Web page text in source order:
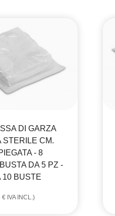
DI GARZA
STERILE CM.
- 8
DA 5 PZ -
10 BUSTE
€ IVA INCL.)